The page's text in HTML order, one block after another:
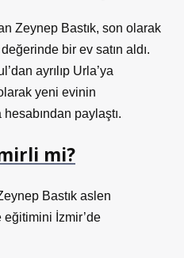
Zeynep Bastık, son olarak
bir ev satın aldı.
ayrılıp Urla’ya
yeni evinin
paylaştı.
mi?
Bastık aslen
İzmir’de